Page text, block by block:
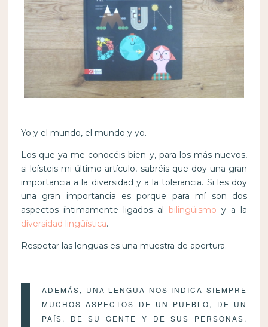
Yo y el mundo, el mundo y yo.
Los que ya me conocéis bien y, para los más nuevos,
si leísteis mi último artículo, sabréis que doy una gran
importancia a la diversidad y a la tolerancia. Si les doy
una gran importancia es porque para mí son dos
aspectos íntimamente ligados al
bilingüismo y a la
diversidad lingüística.
Respetar las lenguas es una muestra de apertura.
ADEMÁS, UNA LENGUA NOS INDICA SIEMPRE
MUCHOS ASPECTOS DE UN PUEBLO, DE UN
PAÍS, DE SU GENTE Y DE SUS PERSONAS.